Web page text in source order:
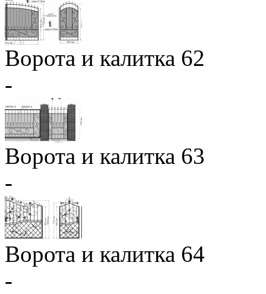
Ворота и калитка 62
-
Ворота и калитка 63
-
Ворота и калитка 64
-